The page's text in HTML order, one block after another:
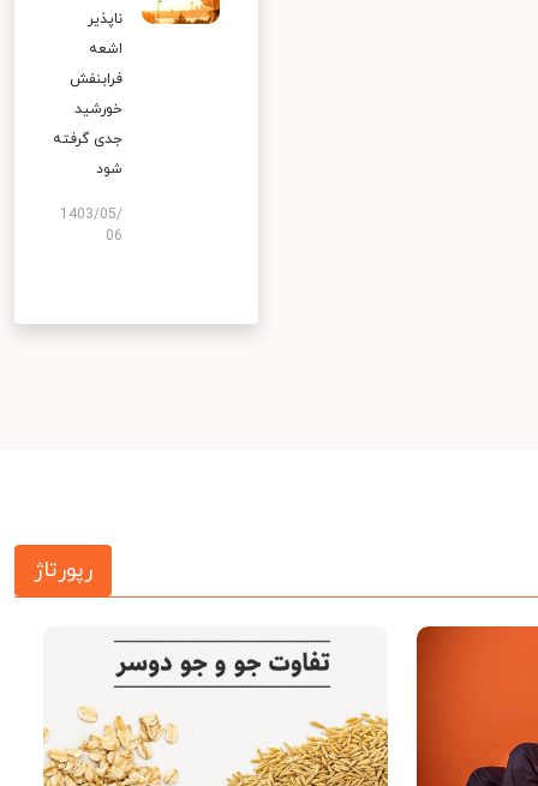
ناپذیر
اشعه
فرابنفش
خورشید
جدی گرفته
شود
1403/05/
06
رپورتاژ